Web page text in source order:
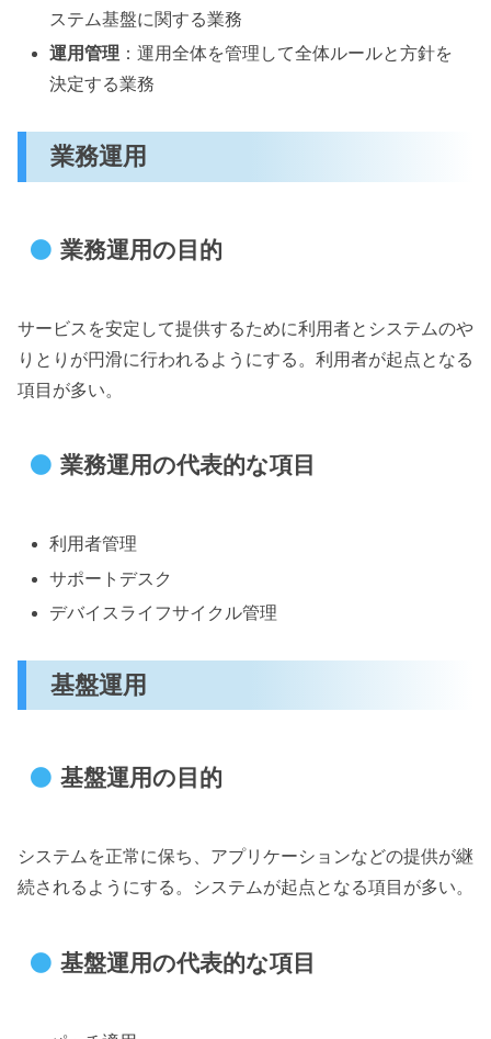
ステム基盤に関する業務
運用管理 ：運用全体を管理して全体ルールと方針を
決定する業務
業務運用
業務運用の目的
サービスを安定して提供するために利用者とシステムのや
りとりが円滑に行われるようにする。利用者が起点となる
項目が多い。
業務運用の代表的な項目
利用者管理
サポートデスク
デバイスライフサイクル管理
基盤運用
基盤運用の目的
システムを正常に保ち、アプリケーションなどの提供が継
続されるようにする。システムが起点となる項目が多い。
基盤運用の代表的な項目